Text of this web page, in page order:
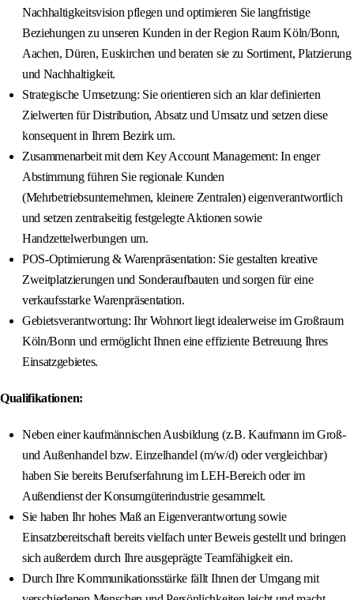
Nachhaltigkeitsvision pflegen und optimieren Sie langfristige
Beziehungen zu unseren Kunden in der Region Raum Köln/Bonn,
Aachen, Düren, Euskirchen und beraten sie zu Sortiment, Platzierung
und Nachhaltigkeit.
Strategische Umsetzung: Sie orientieren sich an klar definierten
Zielwerten für Distribution, Absatz und Umsatz und setzen diese
konsequent in Ihrem Bezirk um.
Zusammenarbeit mit dem Key Account Management: In enger
Abstimmung führen Sie regionale Kunden
(Mehrbetriebsunternehmen, kleinere Zentralen) eigenverantwortlich
und setzen zentralseitig festgelegte Aktionen sowie
Handzettelwerbungen um.
POS-Optimierung & Warenpräsentation: Sie gestalten kreative
Zweitplatzierungen und Sonderaufbauten und sorgen für eine
verkaufsstarke Warenpräsentation.
Gebietsverantwortung: Ihr Wohnort liegt idealerweise im Großraum
Köln/Bonn und ermöglicht Ihnen eine effiziente Betreuung Ihres
Einsatzgebietes.
Qualifikationen:
Neben einer kaufmännischen Ausbildung (z.B. Kaufmann im Groß-
und Außenhandel bzw. Einzelhandel (m/w/d) oder vergleichbar)
haben Sie bereits Berufserfahrung im LEH-Bereich oder im
Außendienst der Konsumgüterindustrie gesammelt.
Sie haben Ihr hohes Maß an Eigenverantwortung sowie
Einsatzbereitschaft bereits vielfach unter Beweis gestellt und bringen
sich außerdem durch Ihre ausgeprägte Teamfähigkeit ein.
Durch Ihre Kommunikationsstärke fällt Ihnen der Umgang mit